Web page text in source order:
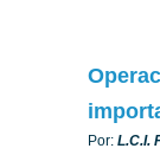
Por: L.C.I.